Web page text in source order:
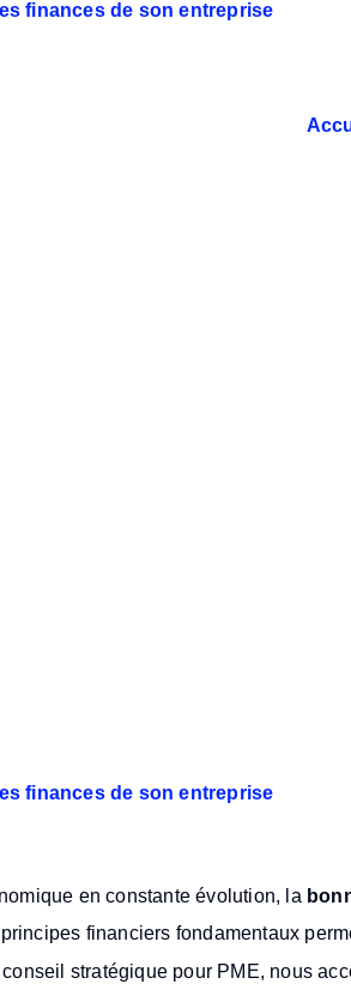
finances de son entreprise
finances de son entreprise
en constante évolution, la
financiers fondamentaux
stratégique pour PME, nous